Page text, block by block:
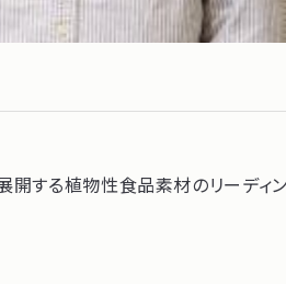
開する植物性食品素材のリーディ